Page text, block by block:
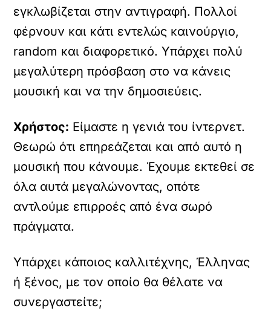
εγκλωβίζεται στην αντιγραφή. Πολλοί
φέρνουν και κάτι εντελώς καινούργιο,
random και διαφορετικό. Υπάρχει πολύ
μεγαλύτερη πρόσβαση στο να κάνεις
μουσική και να την δημοσιεύεις.
Χρήστος: Είμαστε η γενιά του ίντερνετ.
Θεωρώ ότι επηρεάζεται και από αυτό η
μουσική που κάνουμε. Έχουμε εκτεθεί σε
όλα αυτά μεγαλώνοντας, οπότε
αντλούμε επιρροές από ένα σωρό
πράγματα.
Υπάρχει κάποιος καλλιτέχνης, Έλληνας
ή ξένος, με τον οποίο θα θέλατε να
συνεργαστείτε;